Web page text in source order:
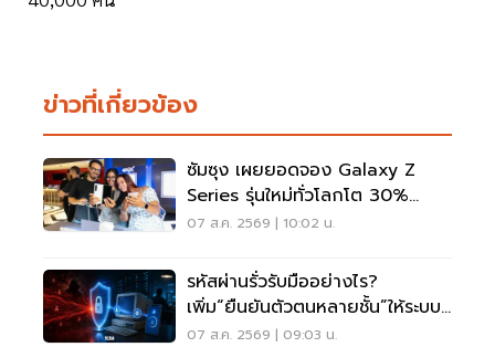
ข่าวที่เกี่ยวข้อง
ซัมซุง เผยยอดจอง Galaxy Z
Series รุ่นใหม่ทั่วโลกโต 30%
เกาหลีใต้แตะ 1.44 ล้านเครื่อง
07 ส.ค. 2569 | 10:02 น.
รหัสผ่านรั่วรับมืออย่างไร?
เพิ่ม“ยืนยันตัวตนหลายชั้น”ให้ระบบ
เดิม ไม่ต้องรื้อใหม่
07 ส.ค. 2569 | 09:03 น.